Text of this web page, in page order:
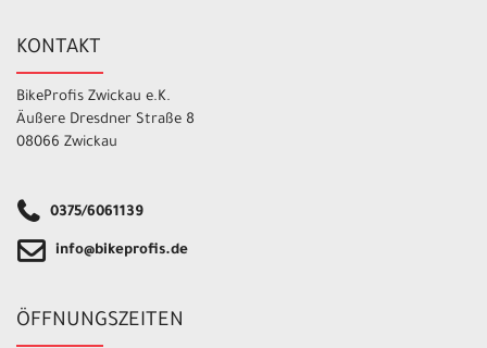
KONTAKT
BikeProfis Zwickau e.K.
Äußere Dresdner Straße 8
08066 Zwickau
0375/6061139
info@bikeprofis.de
ÖFFNUNGSZEITEN